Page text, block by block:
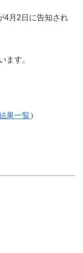
4月2日に告知され
ます。
果一覧）